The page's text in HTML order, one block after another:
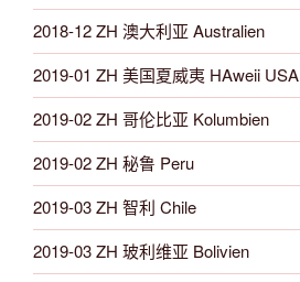
2018-12 ZH 澳大利亚 Australien
2019-01 ZH 美国夏威夷 HAweii USA
2019-02 ZH 哥伦比亚 Kolumbien
2019-02 ZH 秘鲁 Peru
2019-03 ZH 智利 Chile
2019-03 ZH 玻利维亚 Bolivien